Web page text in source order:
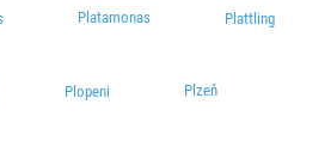
Platamonas Plattling
Plopeni Plzeň